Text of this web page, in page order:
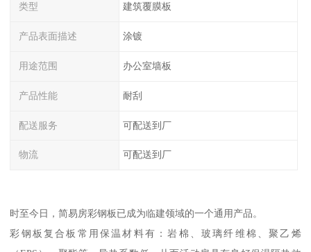
类型 建筑覆膜板
产品表面描述 涂镀
用途范围 办公室墙板
产品性能 耐刮
配送服务 可配送到厂
物流 可配送到厂
时至今日，简易房彩钢板已成为临建领域的一个通用产品。
彩钢板复合板常用保温材料有：岩棉、玻璃纤维棉、聚乙烯